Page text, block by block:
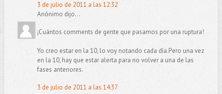
3 de julio de 2011 a las 12:32
Anónimo dijo...
¡Cuántos comments de gente que pasamos por una ruptura!
Yo creo estar en la 10, lo voy notando cada día.Pero una vez
en la 10, hay que estar alerta para no volver a una de las
fases anteriores.
3 de julio de 2011 a las 14:37